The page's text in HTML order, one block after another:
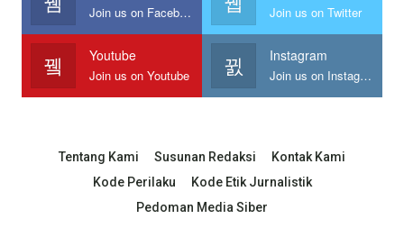
Join us on Facebook Join us on Twitter
Youtube
Join us on Youtube
Instagram
Join us on Instagram
Tentang Kami Susunan Redaksi
Kontak Kami
Kode Perilaku
Kode Etik Jurnalistik
Pedoman Media Siber